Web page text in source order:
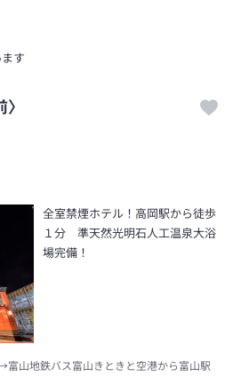
す
全室禁煙ホテル！高岡駅から徒歩
１分 準天然光明石人工温泉大浴
場完備！
富山地鉄バス富山きときと空港から富山駅